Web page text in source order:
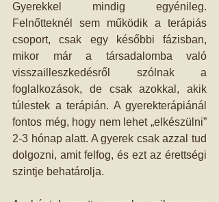
Gyerekkel mindig egyénileg.
Felnőtteknél sem működik a terápiás
csoport, csak egy későbbi fázisban,
mikor már a társadalomba való
visszailleszkedésről szólnak a
foglalkozások, de csak azokkal, akik
túlestek a terápián. A gyerekterápiánál
fontos még, hogy nem lehet „elkészülni”
2-3 hónap alatt. A gyerek csak azzal tud
dolgozni, amit felfog, és ezt az érettségi
szintje behatárolja.